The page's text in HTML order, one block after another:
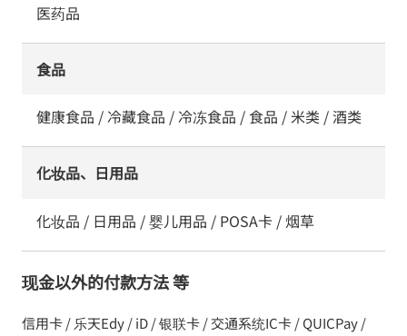
医药品
食品
健康食品 / 冷藏食品 / 冷冻食品 / 食品 / 米类 / 酒类
化妆品、日用品
化妆品 / 日用品 / 婴儿用品 / POSA卡 / 烟草
现金以外的付款方法 等
信用卡 / 乐天Edy / iD / 银联卡 / 交通系统IC卡 / QUICPay /